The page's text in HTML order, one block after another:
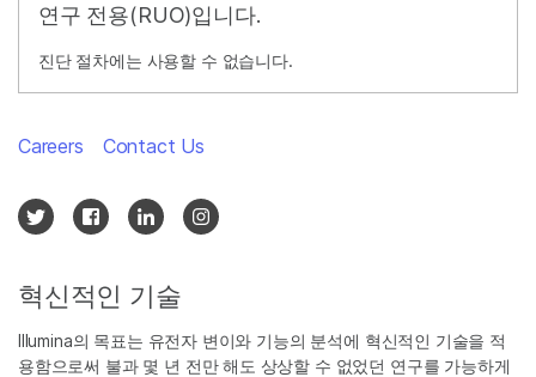
연구 전용(RUO)입니다.
진단 절차에는 사용할 수 없습니다.
혁신적인 기술
Illumina의 목표는 유전자 변이와 기능의 분석에 혁신적인 기술을 적
용함으로써 불과 몇 년 전만 해도 상상할 수 없었던 연구를 가능하게
Careers Contact Us